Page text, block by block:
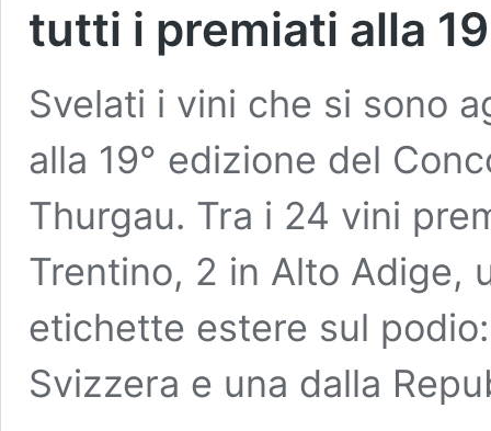
tutti i premiati alla
Svelati i vini che si sono
alla 19° edizione del
Thurgau. Tra i 24 vini
Trentino, 2 in Alto Adige,
etichette estere sul
Svizzera e una dalla